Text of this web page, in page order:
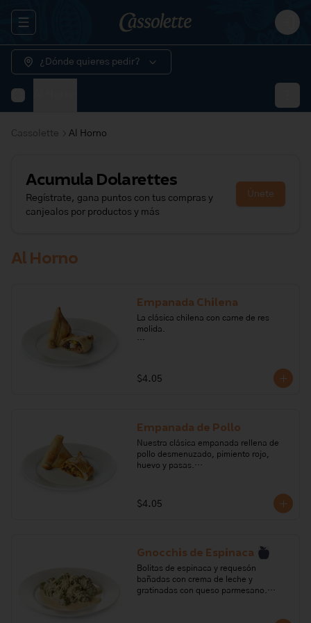
Abrir menu de navegación Login
¿Dónde quieres pedir?
Cassolette Al Horno
AcumulaDolarettes
Regístrate, gana puntos con tus compras y
canjealos por productos y más
Únete
Al Horno
Empanada Chilena
La clásica chilena con carne de res
molida.
comino, fondo de res, huevo, maicena,
orégano, pasas, pimienta, sal, leche,
lactosa,sulfitos, soya
$4.05
Empanada de Pollo
Nuestra clásica empanada rellena de
pollo desmenuzado, pimiento rojo,
huevo y pasas.
desmenuzado, ají, cebolla perla,
comino, fondo de gallina, huevo,
Alérgenos: Gluten, huevo, leche,
lactosa,sulfitos, soya
$4.05
Gnocchis de Espinaca
Bolitas de espinaca y requesón
bañadas con crema de leche y
gratinadas con queso parmesano.